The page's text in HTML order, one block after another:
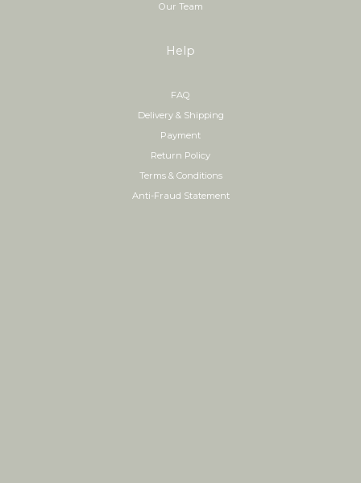
Our Team
Help
FAQ
Delivery & Shipping
Payment
Return Policy
Terms & Conditions
Anti-Fraud Statement